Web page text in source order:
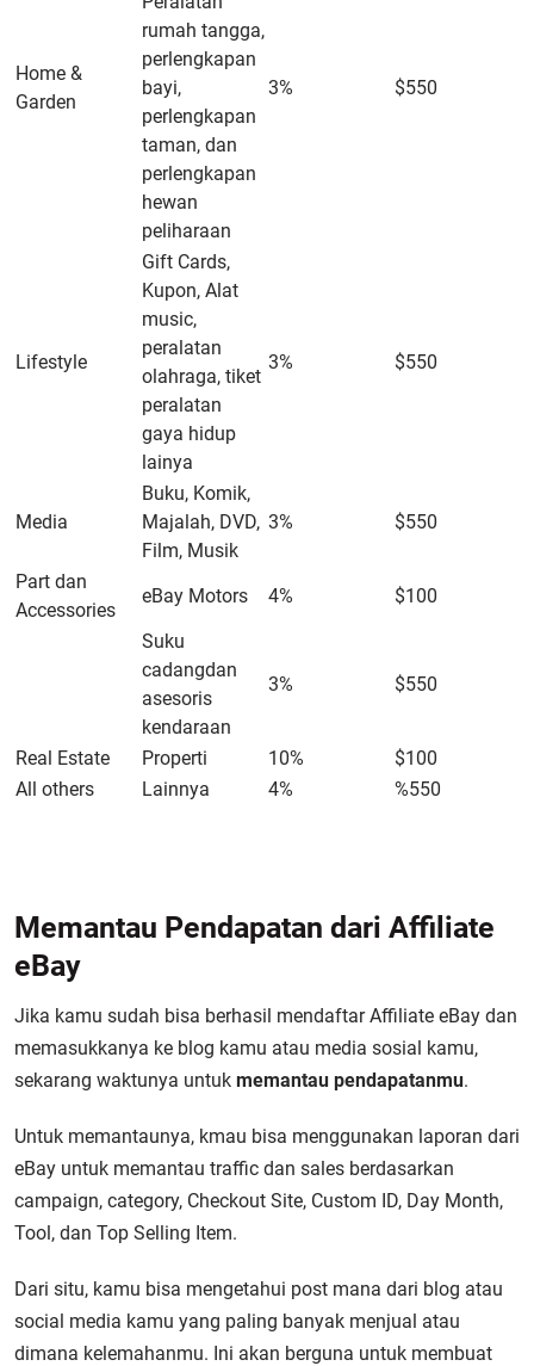
Home &
Garden
rumah tangga,
perlengkapan
bayi,
perlengkapan
taman, dan
perlengkapan
hewan
peliharaan
3% $550
Lifestyle
Gift Cards,
Kupon, Alat
music,
peralatan
olahraga, tiket
peralatan
gaya hidup
lainya
3% $550
Media
Buku, Komik,
Majalah, DVD,
Film, Musik
3% $550
Part dan
Accessories
eBay Motors 4%
$100
Suku
cadangdan
asesoris
kendaraan
3% $550
Real Estate Properti 10%
$100
All others
Lainnya 4% %550
Memantau Pendapatan dari Affiliate
eBay
Jika kamu sudah bisa berhasil mendaftar Affiliate eBay dan
memasukkanya ke blog kamu atau media sosial kamu,
sekarang waktunya untuk memantau pendapatanmu.
Untuk memantaunya, kmau bisa menggunakan laporan dari
eBay untuk memantau traffic dan sales berdasarkan
campaign, category, Checkout Site, Custom ID, Day Month,
Tool, dan Top Selling Item.
Dari situ, kamu bisa mengetahui post mana dari blog atau
social media kamu yang paling banyak menjual atau
dimana kelemahanmu. Ini akan berguna untuk membuat